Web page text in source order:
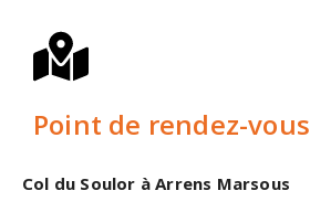
Point de rendez-vous
Col du Soulor à Arrens Marsous